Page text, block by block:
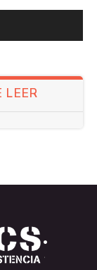
LEER
.
.